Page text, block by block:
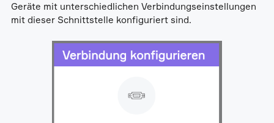
Geräte mit unterschiedlichen Verbindungseinstellungen
mit dieser Schnittstelle konfiguriert sind.